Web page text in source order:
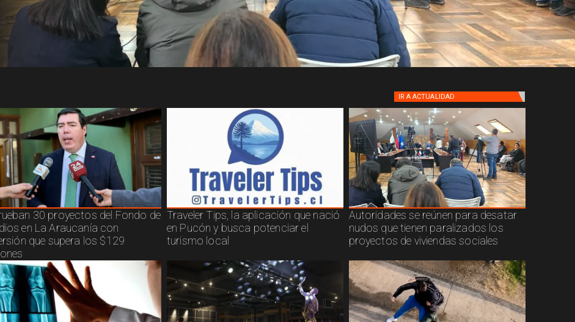
IR A ACTUALIDAD
30 proyectos del Fondo de
en La Araucanía con
que supera los $129
Traveler Tips, la aplicación que nació
en Pucón y busca potenciar el
turismo local
Autoridades se reúnen para desatar
nudos que tienen paralizados los
proyectos de viviendas sociales